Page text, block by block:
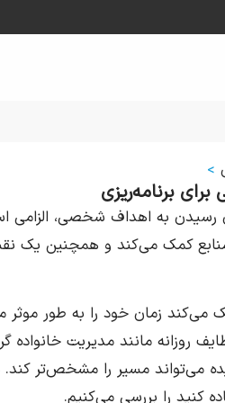
>
رسیدن به اهداف شخصی، الزامی
کمک می‌کند و همچنین یک
می‌کند زمان خود را به طور
روزانه مانند مدیریت خانواده
می‌تواند مسیر را مشخص‌تر کند.
کنید را بررسی می‌کنیم.